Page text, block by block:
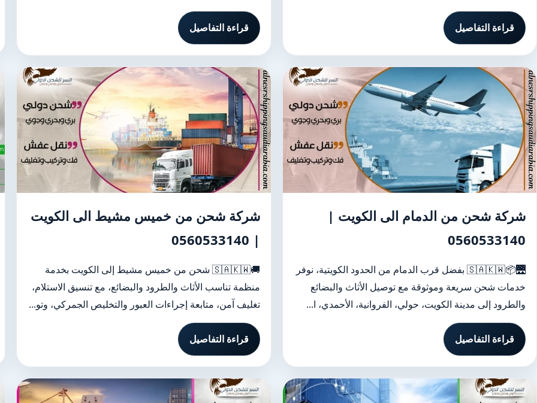
قراءة التفاصيل قراءة التفاصيل
شركة شحن من الدمام الى الكويت |
0560533140
🌉📦🇸🇦🇰🇼 بفضل قرب الدمام من الحدود الكويتية، نوفر
خدمات شحن سريعة وموثوقة مع توصيل الأثاث والبضائع
والطرود إلى مدينة الكويت، حولي، الفروانية، الأحمدي، ا...
قراءة التفاصيل
شركة شحن من خميس مشيط الى الكويت
| 0560533140
🚚🇸🇦🇰🇼 شحن من خميس مشيط إلى الكويت بخدمة
منظمة تناسب الأثاث والطرود والبضائع، مع تنسيق الاستلام،
تغليف آمن، متابعة إجراءات العبور والتخليص الجمركي، وتو...
قراءة التفاصيل